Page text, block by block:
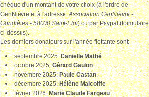
chèque d'un montant de votre choix (à l'ordre de
GenNièvre et à l'adresse:Association GenNièvre -
Gondières - 58000 Saint-Eloi) ou par Paypal (formulaire
ci-dessus).
Les derniers donateurs sur l'année flottante sont:
septembre 2025:Danielle Mathé
octobre 2025:Gérard Gaulon
novembre 2025:Paule Castan
décembre 2025:Hélène Malcoiffe
février 2026:Marie Claude Fargeau